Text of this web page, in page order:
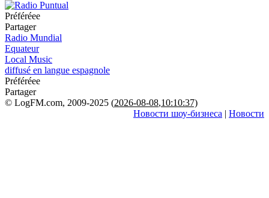
Préféréeе
Partager
Radio Mundial
Equateur
Local Music
diffusé en langue espagnole
Préféréeе
Partager
© LogFM.com, 2009-2025 (2026-08-08,10:10:37)
Новости шоу-бизнеса | Новости